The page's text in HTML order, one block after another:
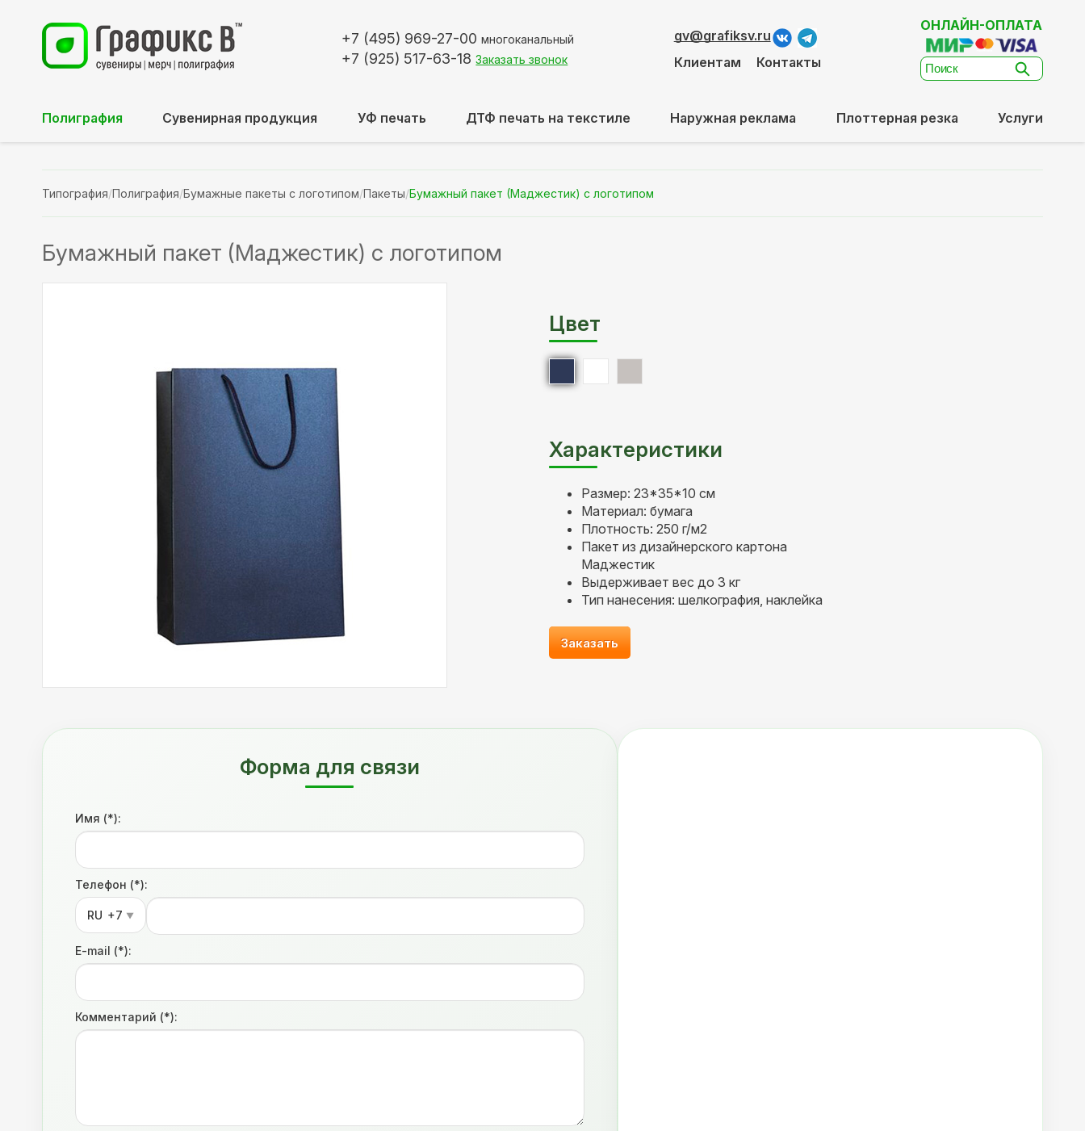
+7 (495) 969-27-00 многоканальный
+7 (925) 517-63-18 Заказать звонок
gv@grafiksv.ru
Клиентам
Контакты
ОНЛАЙН-ОПЛАТА
Полиграфия Сувенирная продукция УФ печать ДТФ печать на текстиле Наружная реклама Плоттерная резка Услуги
Типография/Полиграфия/Бумажные пакеты с логотипом/Пакеты/Бумажный пакет (Маджестик) с логотипом
Бумажный пакет (Маджестик) с логотипом
Цвет
Характеристики
Размер: 23*35*10 см
Материал: бумага
Плотность: 250 г/м2
Пакет из дизайнерского картона
Маджестик
Выдерживает вес до 3 кг
Тип нанесения: шелкография, наклейка
Заказать
Форма для связи
Имя (*):
Телефон (*):
RU +7 ▼
E-mail (*):
Комментарий (*):